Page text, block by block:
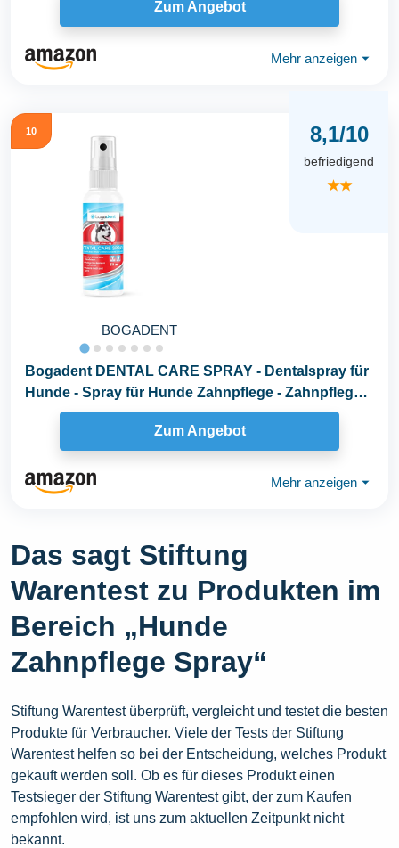
Zum Angebot
Mehr anzeigen ⏷
10
BOGADENT
8,1/10
befriedigend
★★
Bogadent DENTAL CARE SPRAY - Dentalspray für
Hunde - Spray für Hunde Zahnpflege - Zahnpflege
Hund...
Zum Angebot
Mehr anzeigen ⏷
Das sagt Stiftung
Warentest zu Produkten im
Bereich „Hunde
Zahnpflege Spray“
Stiftung Warentest überprüft, vergleicht und testet die besten
Produkte für Verbraucher. Viele der Tests der Stiftung
Warentest helfen so bei der Entscheidung, welches Produkt
gekauft werden soll. Ob es für dieses Produkt einen
Testsieger der Stiftung Warentest gibt, der zum Kaufen
empfohlen wird, ist uns zum aktuellen Zeitpunkt nicht
bekannt.